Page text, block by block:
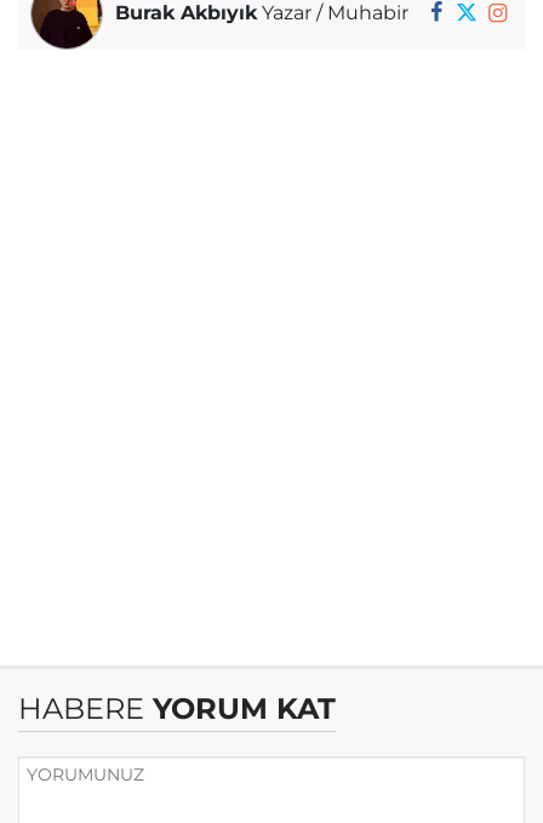
Burak AkbıyıkYazar / Muhabir
HABERE YORUM KAT